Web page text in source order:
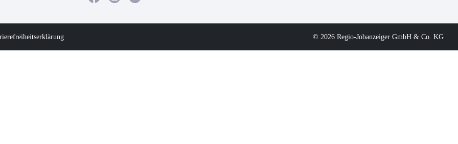
© 2026 Regio-Jobanzeiger GmbH & Co. KG